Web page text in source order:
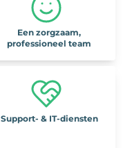
Een zorgzaam,
professioneel team
Support- & IT-diensten